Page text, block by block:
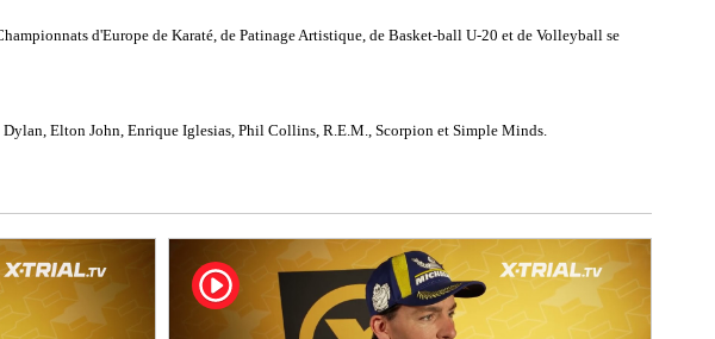
d'Europe de Karaté, de Patinage Artistique, de Basket-ball U-20 et de Volleyball se
Elton John, Enrique Iglesias, Phil Collins, R.E.M., Scorpion et Simple Minds.